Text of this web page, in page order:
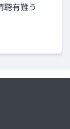
聴有難う